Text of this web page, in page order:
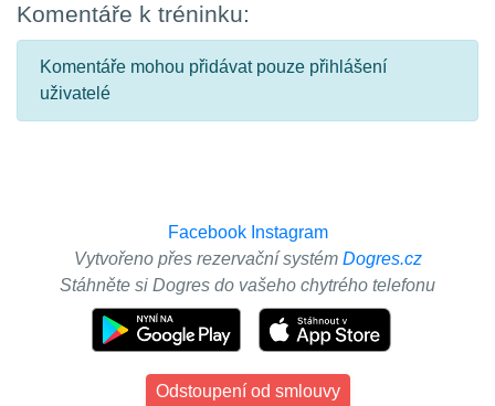
Komentáře k tréninku:
Komentáře mohou přidávat pouze přihlášení
uživatelé
Facebook Instagram
Vytvořeno přes rezervační systém Dogres.cz
Stáhněte si Dogres do vašeho chytrého telefonu
Odstoupení od smlouvy